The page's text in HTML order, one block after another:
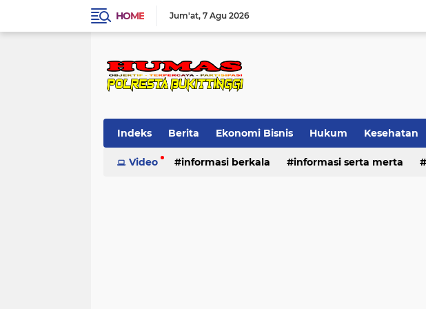
HOME Jum'at 7 Agu 2026
Indeks Berita Ekonomi Bisnis Hukum Kesehatan
Standard Operasional Prosedur Video
Video informasi berkala informasi serta merta